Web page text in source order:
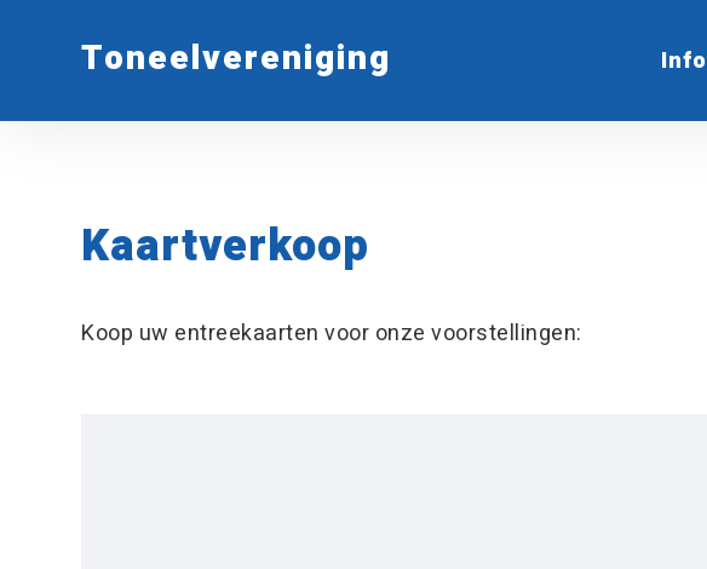
Toneelvereniging Info
Kaartverkoop
Koop uw entreekaarten voor onze voorstellingen: